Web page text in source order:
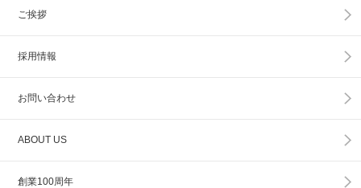
ご挨拶
採用情報
お問い合わせ
ABOUT US
創業100周年